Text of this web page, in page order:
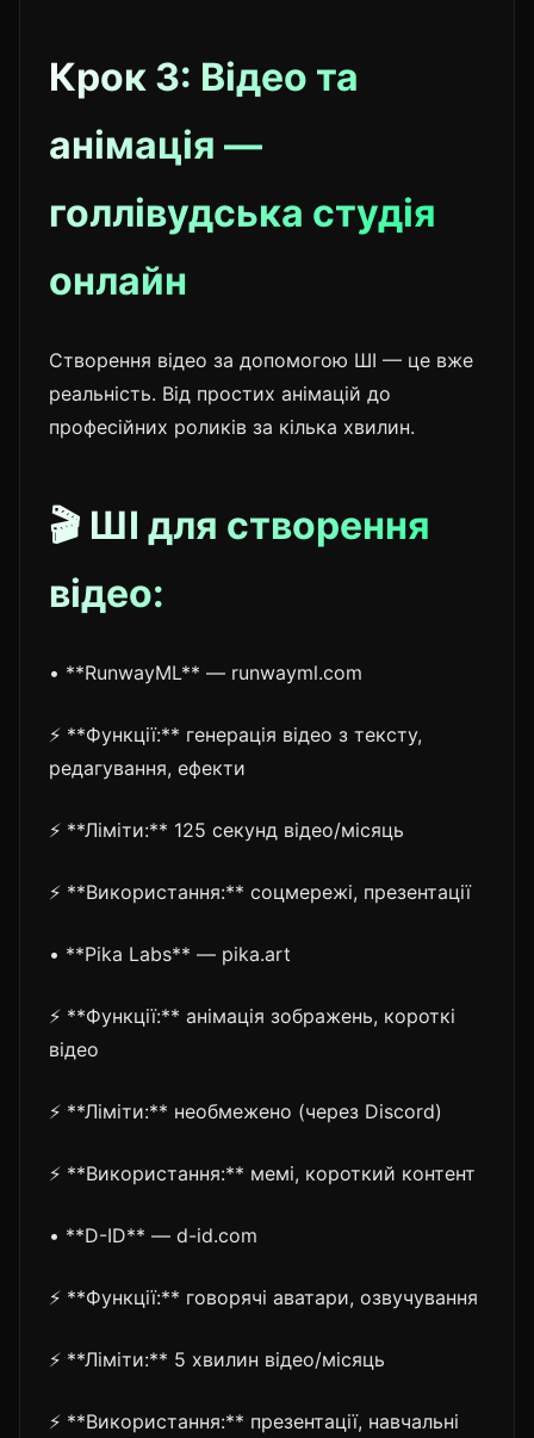
Крок 3: Відео та
анімація —
голлівудська студія
онлайн
Створення відео за допомогою ШІ — це вже
реальність. Від простих анімацій до
професійних роликів за кілька хвилин.
🎬 ШІ для створення
відео:
• **RunwayML** — runwayml.com
⚡ **Функції:** генерація відео з тексту,
редагування, ефекти
⚡ **Ліміти:** 125 секунд відео/місяць
⚡ **Використання:** соцмережі, презентації
• **Pika Labs** — pika.art
⚡ **Функції:** анімація зображень, короткі
відео
⚡ **Ліміти:** необмежено (через Discord)
⚡ **Використання:** мемі, короткий контент
• **D-ID** — d-id.com
⚡ **Функції:** говорячі аватари, озвучування
⚡ **Ліміти:** 5 хвилин відео/місяць
⚡ **Використання:** презентації, навчальні